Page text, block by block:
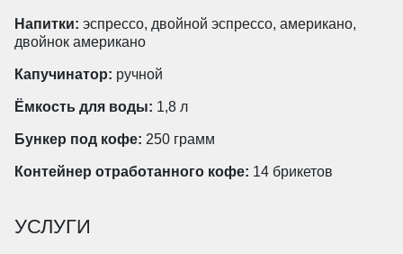
Напитки: эспрессо, двойной эспрессо, американо,
двойнок американо
Капучинатор: ручной
Ёмкость для воды: 1,8 л
Бункер под кофе: 250 грамм
Контейнер отработанного кофе: 14 брикетов
УСЛУГИ